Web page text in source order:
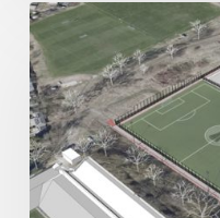
Feiertag
für
Fußball
in
Leutzsch:
Förderantrag
für
Kunstrasen